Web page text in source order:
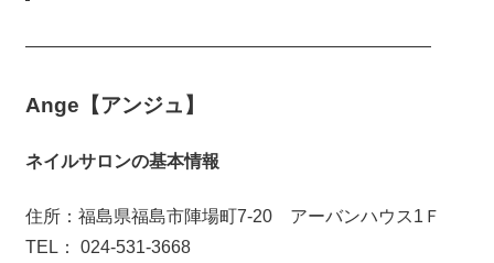
———————————————————————
Ange【アンジュ】
ネイルサロンの基本情報
住所：福島県福島市陣場町7-20 アーバンハウス1Ｆ
TEL： 024-531-3668